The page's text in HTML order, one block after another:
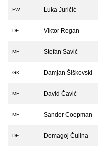
FW Luka Juričić
DF Viktor Rogan
MF Stefan Savić
GK Damjan Šiškovski
MF David Čavić
MF Sander Coopman
DF Domagoj Čulina